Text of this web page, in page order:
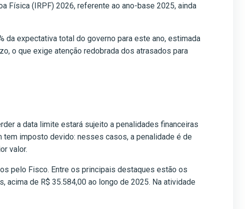
Física (IRPF) 2026, referente ao ano-base 2025, ainda
da expectativa total do governo para este ano, estimada
o que exige atenção redobrada dos atrasados para
a data limite estará sujeito a penalidades financeiras
tem imposto devido: nesses casos, a penalidade é de
valor.
pelo Fisco. Entre os principais destaques estão os
de R$ 35.584,00 ao longo de 2025. Na atividade